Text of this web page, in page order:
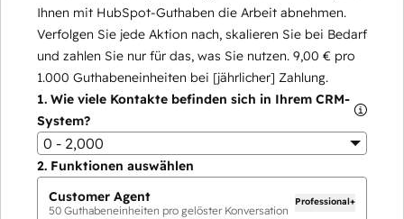
Ihnen mit HubSpot-Guthaben die Arbeit abnehmen.
Verfolgen Sie jede Aktion nach, skalieren Sie bei Bedarf
und zahlen Sie nur für das, was Sie nutzen. 9,00 € pro
1.000 Guthabeneinheiten bei [jährlicher] Zahlung.
1. Wie viele Kontakte befinden sich in Ihrem CRM-
System?
0 - 2,000
2. Funktionen auswählen
Customer Agent
50 Guthabeneinheiten pro gelöster Konversation
Professional+